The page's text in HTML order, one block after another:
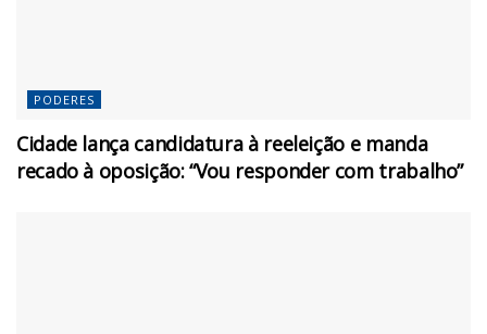
PODERES
Cidade lança candidatura à reeleição e manda
recado à oposição: “Vou responder com trabalho”